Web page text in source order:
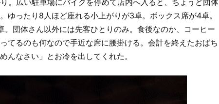
。広い駐車場にバイクを停めて店内へ入ると、ちょうど団体
ゆったり8人ほど座れる小上がりが3卓。ボックス席が4卓。
。団体さん以外には先客ひとりのみ。食後なのか、コーヒー
てるのも何なので手近な席に腰掛ける。会計を終えたおばち
んなさい」とお冷を出してくれた。